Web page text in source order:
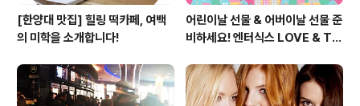
[한양대 맛집] 힐링 떡카페, 여백
의 미학을 소개합니다!
어린이날 선물 & 어버이날 선물 준
비하세요! 엔터식스 LOVE & TH
~ 05.10]